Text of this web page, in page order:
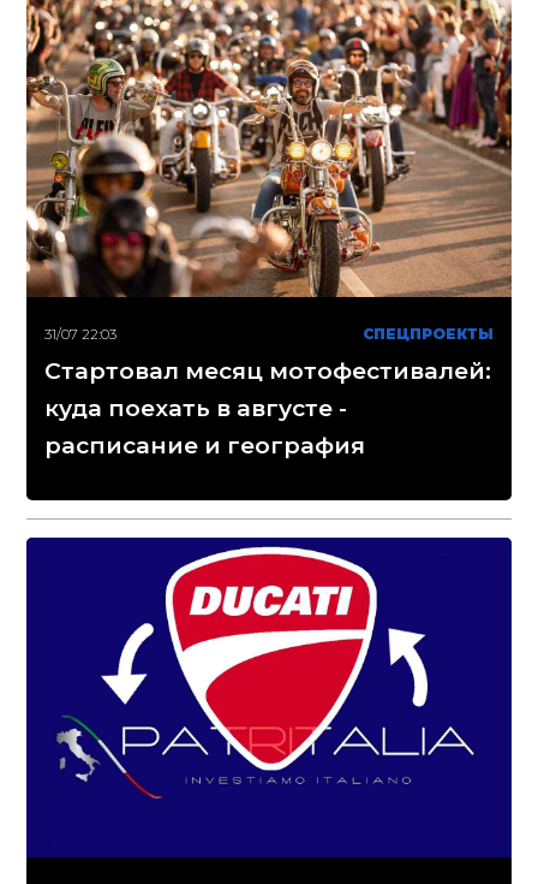
31/07 22:03 СПЕЦПРОЕКТЫ
Стартовал месяц мотофестивалей:
куда поехать в августе -
расписание и география